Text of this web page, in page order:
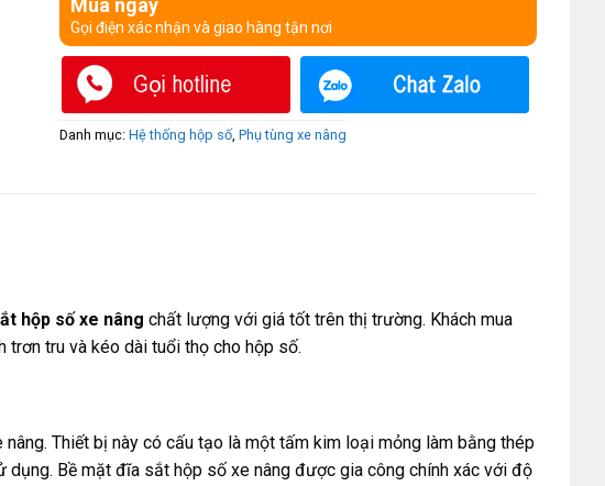
Mua ngay
Gọi điện xác nhận và giao hàng tận nơi
Danh mục: Hệ thống hộp số, Phụ tùng xe nâng
hộp số xe nâng chất lượng với giá tốt trên thị trường. Khách mua
trơn tru và kéo dài tuổi thọ cho hộp số.
Thiết bị này có cấu tạo là một tấm kim loại mỏng làm bằng thép
Bề mặt đĩa sắt hộp số xe nâng được gia công chính xác với độ